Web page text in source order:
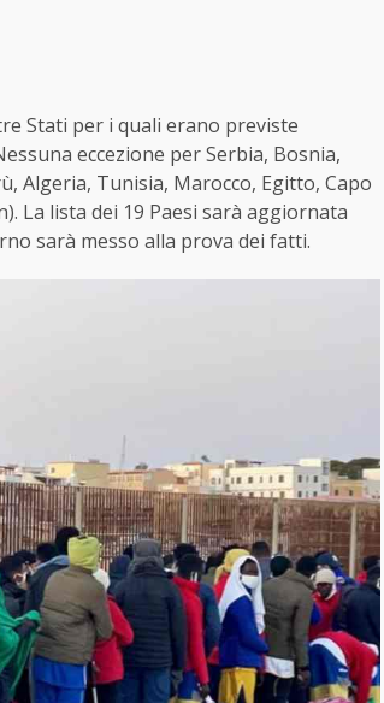
Stati per i quali erano previste
eccezione per Serbia, Bosnia,
Algeria, Tunisia, Marocco, Egitto, Capo
La lista dei 19 Paesi sarà aggiornata
sarà messo alla prova dei fatti.